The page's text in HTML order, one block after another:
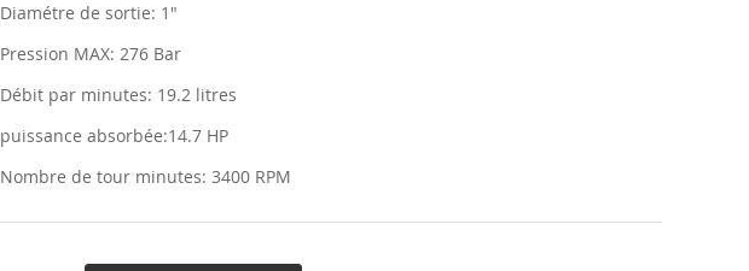
Diamétre de sortie: 1"
Pression MAX: 276 Bar
Débit par minutes: 19.2 litres
puissance absorbée:14.7 HP
Nombre de tour minutes: 3400 RPM